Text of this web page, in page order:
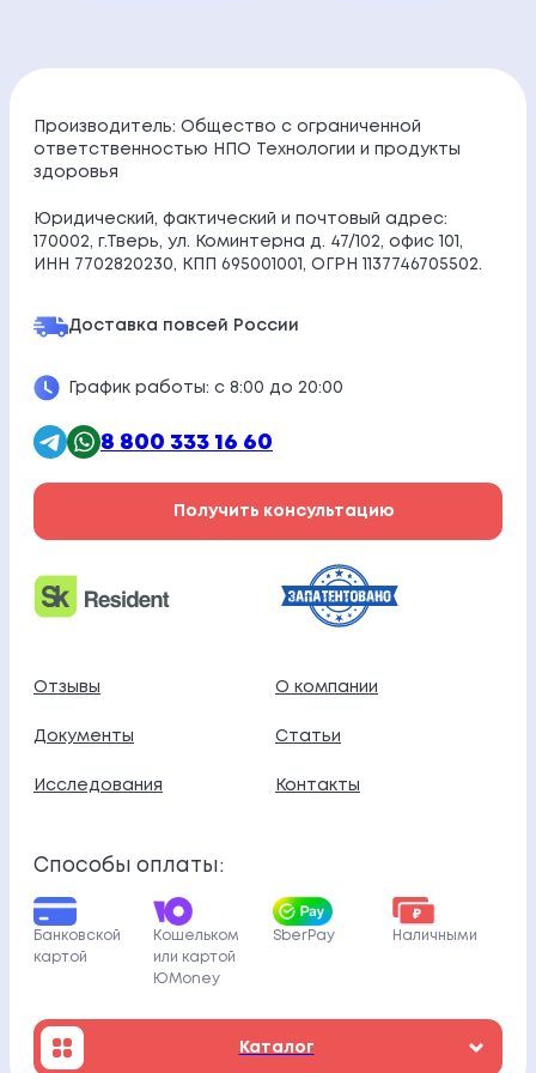
Производитель: Общество с ограниченной
ответственностью НПО Технологии и продукты
здоровья
Юридический, фактический и почтовый адрес:
170002, г.Тверь, ул. Коминтерна д. 47/102, офис 101,
ИНН 7702820230, КПП 695001001, ОГРН 1137746705502.
Доставка повсей России
График работы: с 8:00 до 20:00
8 800 333 16 60
Получить консультацию
Отзывы О компании
Документы Статьи
Исследования Контакты
Способы оплаты:
Банковской
картой
Кошельком
или картой
ЮMoney
SberPay Наличными
Каталог